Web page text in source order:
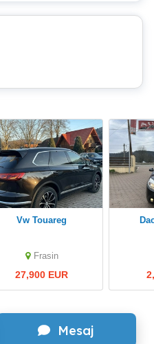
Mesaj
Vw Touareg
Frasin
27,900 EUR